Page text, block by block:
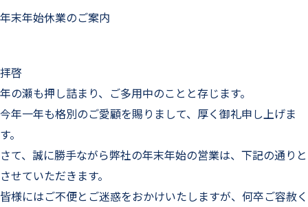
年末年始休業のご案内
拝啓
年の瀬も押し詰まり、ご多用中のことと存じます。
今年一年も格別のご愛顧を賜りまして、厚く御礼申し上げま
す。
さて、誠に勝手ながら弊社の年末年始の営業は、下記の通りと
させていただきます。
皆様にはご不便とご迷惑をおかけいたしますが、何卒ご容赦く